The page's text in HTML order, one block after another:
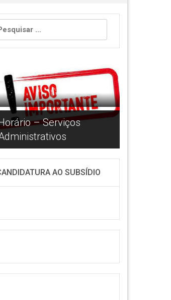
Devolução dos
Escolares/
Equipamentos
AO SUBSÍDIO